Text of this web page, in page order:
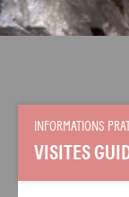
INFORMATIONS
VISITES